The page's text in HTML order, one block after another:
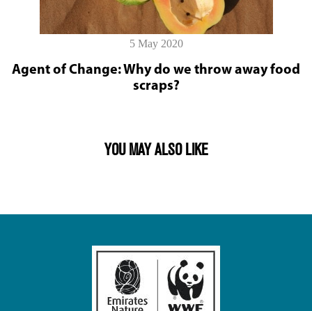
5 May 2020
Agent of Change: Why do we throw away food
scraps?
YOU MAY ALSO LIKE